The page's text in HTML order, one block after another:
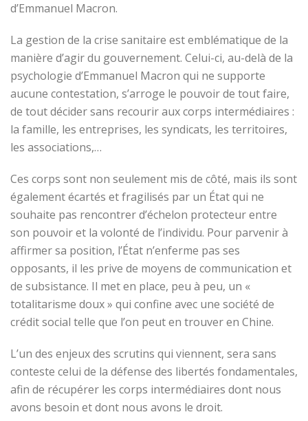
d’Emmanuel Macron.
La gestion de la crise sanitaire est emblématique de la
manière d’agir du gouvernement. Celui-ci, au-delà de la
psychologie d’Emmanuel Macron qui ne supporte
aucune contestation, s’arroge le pouvoir de tout faire,
de tout décider sans recourir aux corps intermédiaires :
la famille, les entreprises, les syndicats, les territoires,
les associations,…
Ces corps sont non seulement mis de côté, mais ils sont
également écartés et fragilisés par un État qui ne
souhaite pas rencontrer d’échelon protecteur entre
son pouvoir et la volonté de l’individu. Pour parvenir à
affirmer sa position, l’État n’enferme pas ses
opposants, il les prive de moyens de communication et
de subsistance. Il met en place, peu à peu, un «
totalitarisme doux » qui confine avec une société de
crédit social telle que l’on peut en trouver en Chine.
L’un des enjeux des scrutins qui viennent, sera sans
conteste celui de la défense des libertés fondamentales,
afin de récupérer les corps intermédiaires dont nous
avons besoin et dont nous avons le droit.